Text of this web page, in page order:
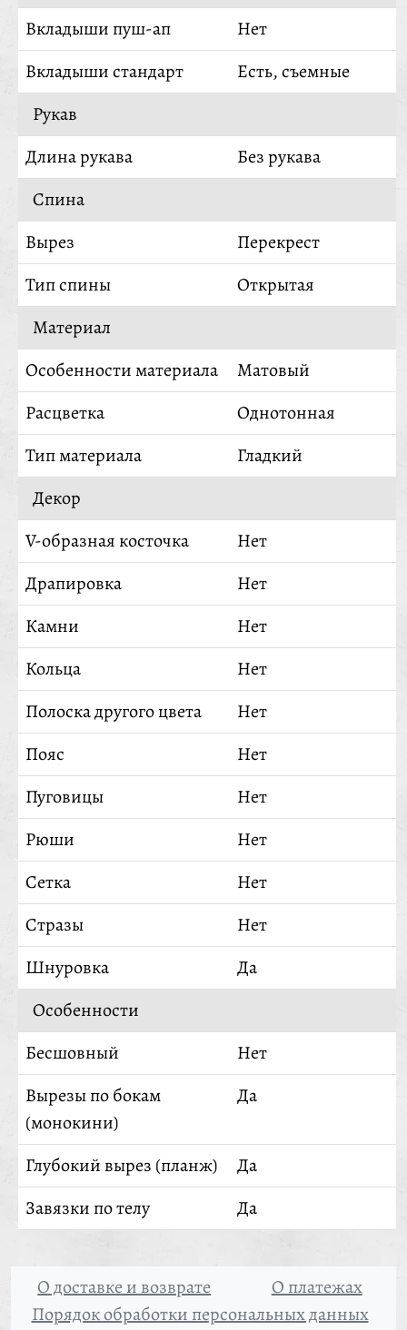
Вкладыши пуш-ап
Нет
Вкладыши стандарт
Есть, съемные
Рукав
Длина рукава
Без рукава
Спина
Вырез
Перекрест
Тип спины
Открытая
Материал
Особенности материала
Матовый
Расцветка
Однотонная
Тип материала
Гладкий
Декор
V-образная косточка
Нет
Драпировка
Нет
Камни
Нет
Кольца
Нет
Полоска другого цвета
Нет
Пояс
Нет
Пуговицы
Нет
Рюши
Нет
Сетка
Нет
Стразы
Нет
Шнуровка
Да
Особенности
Бесшовный
Нет
Вырезы по бокам
(монокини)
Да
Глубокий вырез (планж)
Да
Завязки по телу
Да
О доставке и возврате
О платежах
Порядок обработки персональных данных